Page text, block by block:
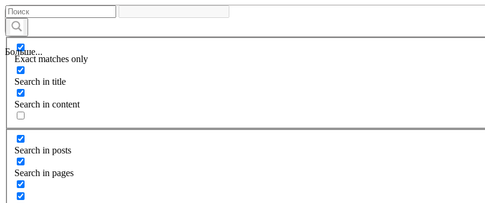
Больше...
Exact matches only
Search in title
Search in content
Search in posts
Search in pages